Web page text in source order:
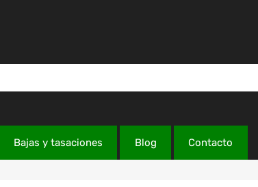
Bajas y tasaciones Blog Contacto